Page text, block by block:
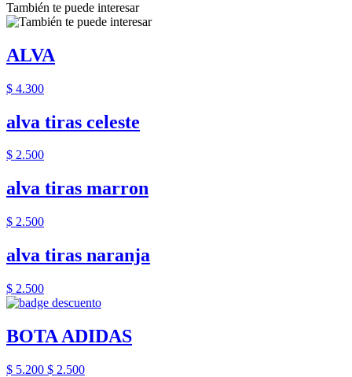
También te puede interesar
ALVA
$ 4.300
alva tiras celeste
$ 2.500
alva tiras marron
$ 2.500
alva tiras naranja
$ 2.500
BOTA ADIDAS
$ 5.200 $ 2.500